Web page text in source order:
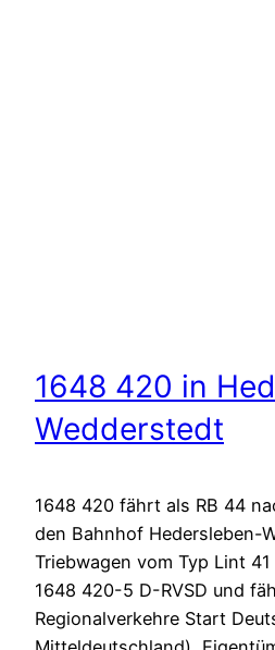
1648 420 in
Wedderstedt
1648 420 fährt als RB 44
den Bahnhof Hedersleben-
Triebwagen vom Typ Lint
1648 420-5 D-RVSD und
Regionalverkehre Start